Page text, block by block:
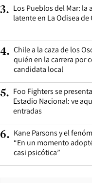
3. Los Pueblos del Mar: la
latente en La Odisea
4. Chile a la caza de los
quién en la carrera por
candidata local
5. Foo Fighters se
Estadio Nacional: ve
entradas
6. Kane Parsons y el
“En un momento
casi psicótica”